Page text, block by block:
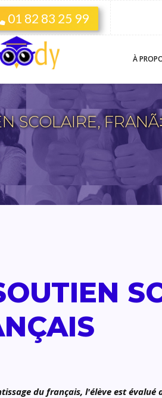
01 82 83 25 99
À
SCOLAIRE,
du français, l'élève est évalué